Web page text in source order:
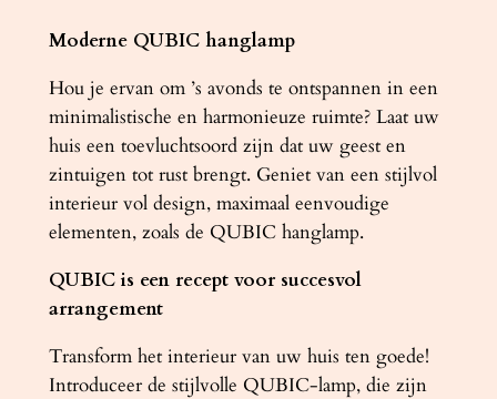
I
z
w
a
r
t
a
n
t
a
l
Moderne QUBIC hanglamp
Hou je ervan om ’s avonds te ontspannen in een
minimalistische en harmonieuze ruimte? Laat uw
huis een toevluchtsoord zijn dat uw geest en
zintuigen tot rust brengt. Geniet van een stijlvol
interieur vol design, maximaal eenvoudige
elementen, zoals de QUBIC hanglamp.
QUBIC is een recept voor succesvol
arrangement
Transform het interieur van uw huis ten goede!
Introduceer de stijlvolle QUBIC-lamp, die zijn